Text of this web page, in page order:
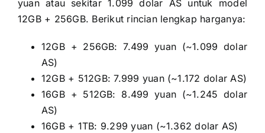
yuan atau sekitar 1.099 dolar AS untuk model
12GB + 256GB. Berikut rincian lengkap harganya:
12GB + 256GB: 7.499 yuan (~1.099 dolar
AS)
12GB + 512GB: 7.999 yuan (~1.172 dolar AS)
16GB + 512GB: 8.499 yuan (~1.245 dolar
AS)
16GB + 1TB: 9.299 yuan (~1.362 dolar AS)